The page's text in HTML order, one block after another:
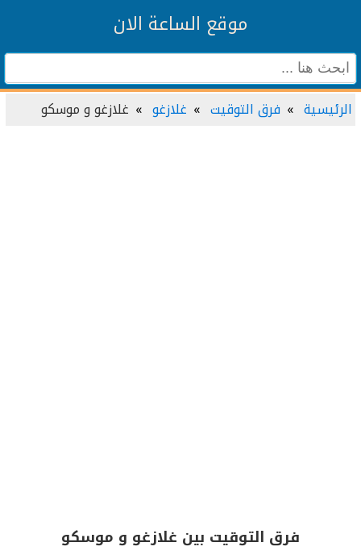
موقع الساعة الان
الرئيسية فرق التوقيت غلازغو غلازغو و موسكو
فرق التوقيت بين غلازغو و موسكو